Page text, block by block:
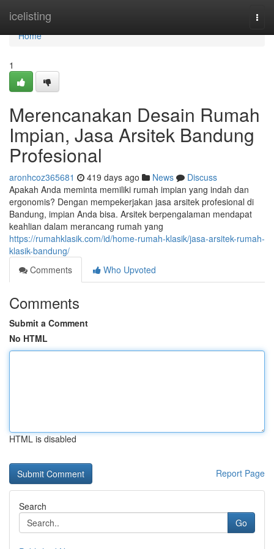
icelisting
Home
Home
1
Merencanakan Desain Rumah
Impian, Jasa Arsitek Bandung
Profesional
aronhcoz365681 419 days ago News
Discuss
Apakah Anda meminta memiliki rumah impian yang indah dan
ergonomis? Dengan mempekerjakan jasa arsitek profesional di
Bandung, impian Anda bisa. Arsitek berpengalaman mendapat
keahlian dalam merancang rumah yang
https://rumahklasik.com/id/home-rumah-klasik/jasa-arsitek-rumah-
klasik-bandung/
Comments
Who Upvoted
Comments
Submit a Comment
No HTML
HTML is disabled
Report Page
Search
Go